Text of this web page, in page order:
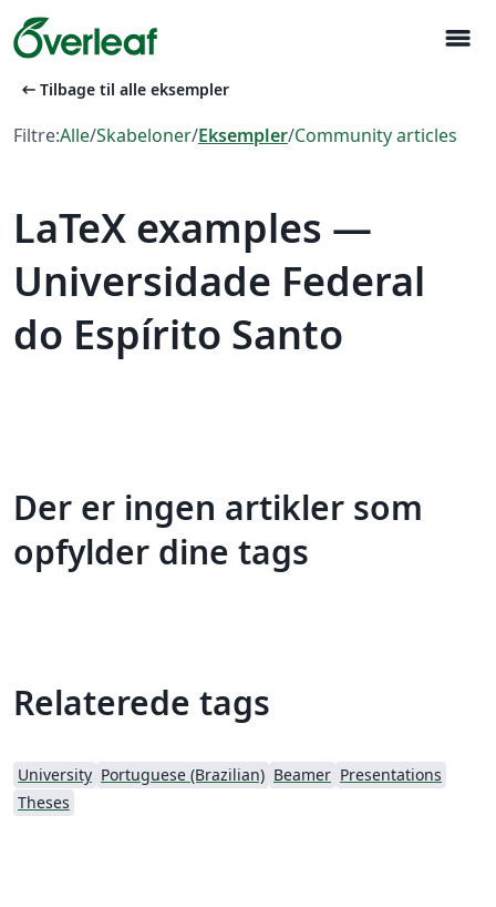
menu
arrow_left_alt Tilbage til alle eksempler
Filtre:Alle/Skabeloner/Eksempler/Community articles
LaTeX examples —
Universidade Federal
do Espírito Santo
Der er ingen artikler som
opfylder dine tags
Relaterede tags
University Portuguese (Brazilian) Beamer Presentations
Theses